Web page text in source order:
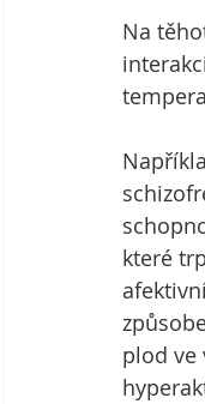
Na
které
plod ve